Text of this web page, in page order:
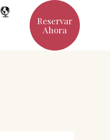
Reservar
Ahora